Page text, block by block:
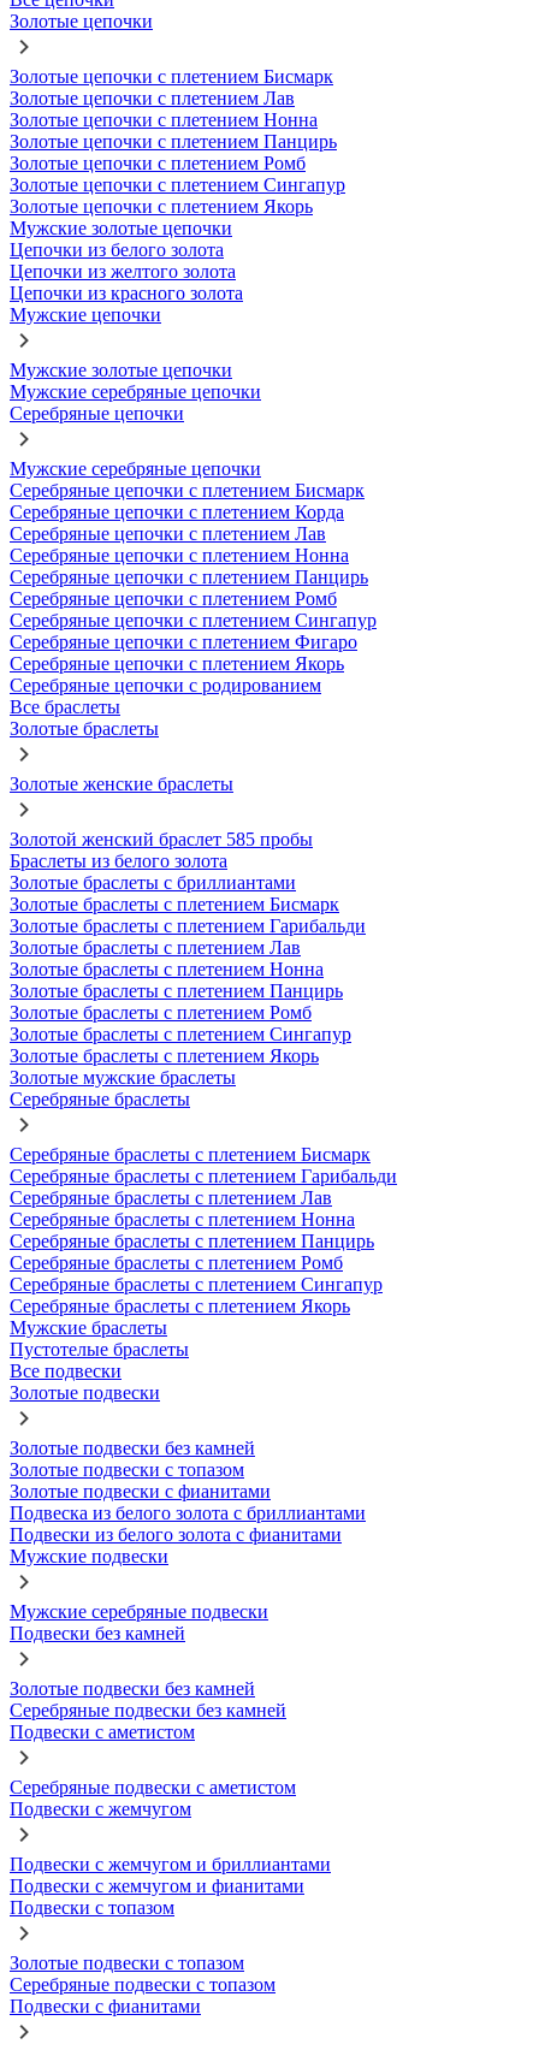
Золотые цепочки
Золотые цепочки с плетением Бисмарк
Золотые цепочки с плетением Лав
Золотые цепочки с плетением Нонна
Золотые цепочки с плетением Панцирь
Золотые цепочки с плетением Ромб
Золотые цепочки с плетением Сингапур
Золотые цепочки с плетением Якорь
Мужские золотые цепочки
Цепочки из белого золота
Цепочки из желтого золота
Цепочки из красного золота
Мужские цепочки
Мужские золотые цепочки
Мужские серебряные цепочки
Серебряные цепочки
Мужские серебряные цепочки
Серебряные цепочки с плетением Бисмарк
Серебряные цепочки с плетением Корда
Серебряные цепочки с плетением Лав
Серебряные цепочки с плетением Нонна
Серебряные цепочки с плетением Панцирь
Серебряные цепочки с плетением Ромб
Серебряные цепочки с плетением Сингапур
Серебряные цепочки с плетением Фигаро
Серебряные цепочки с плетением Якорь
Серебряные цепочки с родированием
Все браслеты
Золотые браслеты
Золотые женские браслеты
Золотой женский браслет 585 пробы
Браслеты из белого золота
Золотые браслеты с бриллиантами
Золотые браслеты с плетением Бисмарк
Золотые браслеты с плетением Гарибальди
Золотые браслеты с плетением Лав
Золотые браслеты с плетением Нонна
Золотые браслеты с плетением Панцирь
Золотые браслеты с плетением Ромб
Золотые браслеты с плетением Сингапур
Золотые браслеты с плетением Якорь
Золотые мужские браслеты
Серебряные браслеты
Серебряные браслеты с плетением Бисмарк
Серебряные браслеты с плетением Гарибальди
Серебряные браслеты с плетением Лав
Серебряные браслеты с плетением Нонна
Серебряные браслеты с плетением Панцирь
Серебряные браслеты с плетением Ромб
Серебряные браслеты с плетением Сингапур
Серебряные браслеты с плетением Якорь
Мужские браслеты
Пустотелые браслеты
Все подвески
Золотые подвески
Золотые подвески без камней
Золотые подвески с топазом
Золотые подвески с фианитами
Подвеска из белого золота с бриллиантами
Подвески из белого золота с фианитами
Мужские подвески
Мужские серебряные подвески
Подвески без камней
Золотые подвески без камней
Серебряные подвески без камней
Подвески с аметистом
Серебряные подвески с аметистом
Подвески с жемчугом
Подвески с жемчугом и бриллиантами
Подвески с жемчугом и фианитами
Подвески с топазом
Золотые подвески с топазом
Серебряные подвески с топазом
Подвески с фианитами